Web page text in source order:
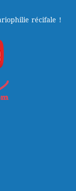
récifale !